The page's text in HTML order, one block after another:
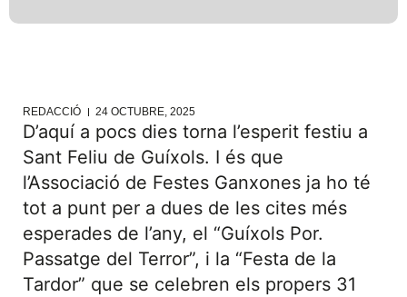
REDACCIÓ 24 OCTUBRE, 2025
D’aquí a pocs dies torna l’esperit festiu a
Sant Feliu de Guíxols. I és que
l’Associació de Festes Ganxones ja ho té
tot a punt per a dues de les cites més
esperades de l’any, el “Guíxols Por.
Passatge del Terror”, i la “Festa de la
Tardor” que se celebren els propers 31